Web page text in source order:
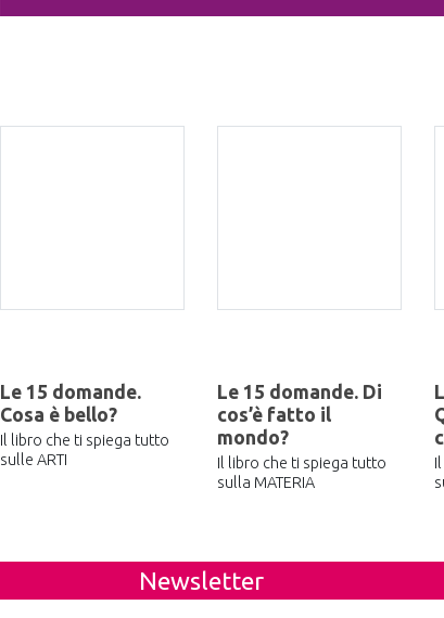
Le 15 domande.
Cosa è bello?
Il libro che ti spiega tutto
sulle ARTI
Le 15 domande. Di
cos’è fatto il
mondo?
Il libro che ti spiega tutto
sulla MATERIA
Newsletter